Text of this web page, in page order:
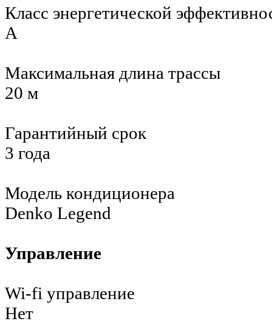
Класс энергетической
A
Максимальная длина трассы
20 м
Гарантийный срок
3 года
Модель кондиционера
Denko Legend
Управление
Wi-fi управление
Нет